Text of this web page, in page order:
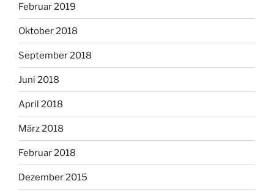
Februar 2019
Oktober 2018
September 2018
Juni 2018
April 2018
März 2018
Februar 2018
Dezember 2015